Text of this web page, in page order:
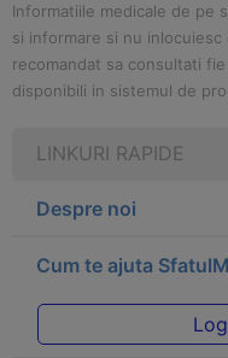
Informatiile medicale de pe
si informare si nu
recomandat sa consultati
disponibili in sistemul de
LINKURI RAPIDE
Despre noi
Cum te ajuta